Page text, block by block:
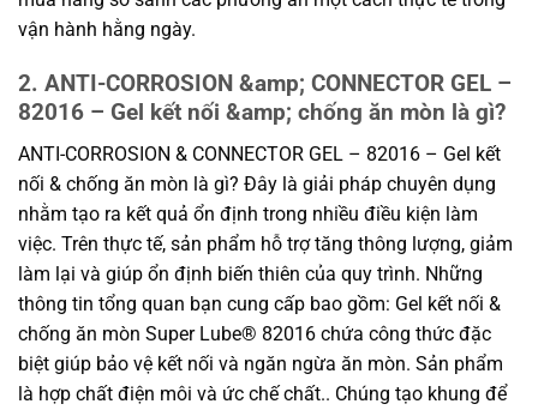
vận hành hằng ngày.
2. ANTI-CORROSION &amp; CONNECTOR GEL –
82016 – Gel kết nối &amp; chống ăn mòn là gì?
ANTI-CORROSION & CONNECTOR GEL – 82016 – Gel kết
nối & chống ăn mòn là gì? Đây là giải pháp chuyên dụng
nhằm tạo ra kết quả ổn định trong nhiều điều kiện làm
việc. Trên thực tế, sản phẩm hỗ trợ tăng thông lượng, giảm
làm lại và giúp ổn định biến thiên của quy trình. Những
thông tin tổng quan bạn cung cấp bao gồm: Gel kết nối &
chống ăn mòn Super Lube® 82016 chứa công thức đặc
biệt giúp bảo vệ kết nối và ngăn ngừa ăn mòn. Sản phẩm
là hợp chất điện môi và ức chế chất.. Chúng tạo khung để